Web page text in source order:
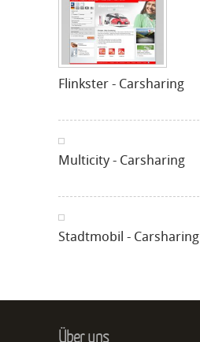
Flinkster - Carsharing
Multicity - Carsharing
Stadtmobil - Carsharing
Über uns